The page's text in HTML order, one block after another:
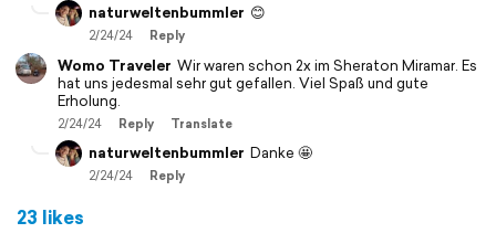
naturweltenbummler 😊
2/24/24 Reply
Womo Traveler Wir waren schon 2x im Sheraton Miramar. Es
hat uns jedesmal sehr gut gefallen. Viel Spaß und gute
Erholung.
2/24/24 Reply Translate
naturweltenbummler Danke 🤩
2/24/24 Reply
23 likes